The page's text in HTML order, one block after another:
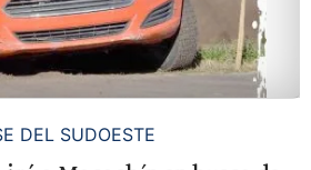
DEL SUDOESTE